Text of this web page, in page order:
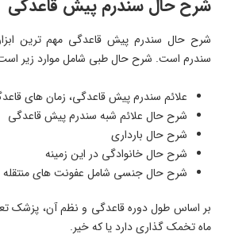
شرح حال سندرم پیش قاعدگی
شرح حال سندرم پیش قاعدگی مهم ترین
سندرم است. شرح حال طبی شامل موارد زیر
علائم سندرم پیش قاعدگی، زمان های
شرح حال علائم شبه سندرم پیش قاعدگی
شرح حال بارداری
شرح حال خانوادگی در این زمینه
شرح حال جنسی شامل عفونت های منتقله
بر اساس طول دوره قاعدگی و نظم آن، پزشک
ماه تخمک گذاری دارد یا که خیر.